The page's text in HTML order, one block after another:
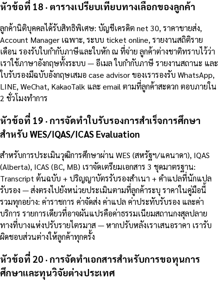
หัวข้อที่ 18 · ตารางเปรียบเทียบทางเลือกของลูกค้า
ลูกค้านิติบุคคลได้รับสิทธิพิเศษ: บัญชีเครดิต net 30, ราคาขายส่ง,
Account Manager เฉพาะ, ระบบ ticket online, รายงานสถิติราย
เดือน รองรับใบกำกับภาษีและใบหัก ณ ที่จ่าย ลูกค้าต่างชาติทราบไว้ว่า
เราใช้ภาษาอังกฤษทั้งระบบ — อีเมล ใบกำกับภาษี รายงานสถานะ และ
ใบรับรองมีฉบับอังกฤษเสมอ case advisor ของเรารองรับ WhatsApp,
LINE, WeChat, KakaoTalk และ email ตามที่ลูกค้าสะดวก ตอบภายใน
2 ชั่วโมงทำการ
หัวข้อที่ 19 · การจัดทำใบรับรองการสำเร็จการศึกษา
สำหรับ WES/IQAS/ICAS Evaluation
สำหรับการประเมินวุฒิการศึกษาผ่าน WES (สหรัฐฯ/แคนาดา), IQAS
(Alberta), ICAS (BC, MB) เราจัดเตรียมเอกสาร 3 ชุดมาตรฐาน:
Transcript ต้นฉบับ + ปริญญาบัตรรับรองสำเนา + คำแปลที่นักแปล
รับรอง — ส่งตรงไปยังหน่วยประเมินตามที่ลูกค้าระบุ ราคาในคู่มือนี้
รวมทุกอย่าง: ค่าราชการ ค่าจัดส่ง ค่าแปล ค่าประทับรับรอง และค่า
บริการ รายการเดียวที่อาจผันแปรคือค่าธรรมเนียมสถานกงสุลปลาย
ทางที่บางแห่งปรับรายไตรมาส — หากปรับหลังเราเสนอราคา เรารับ
ผิดชอบส่วนต่างให้ลูกค้าทุกครั้ง
หัวข้อที่ 20 · การจัดทำเอกสารสำหรับการขอทุนการ
ศึกษาและทุนวิจัยต่างประเทศ